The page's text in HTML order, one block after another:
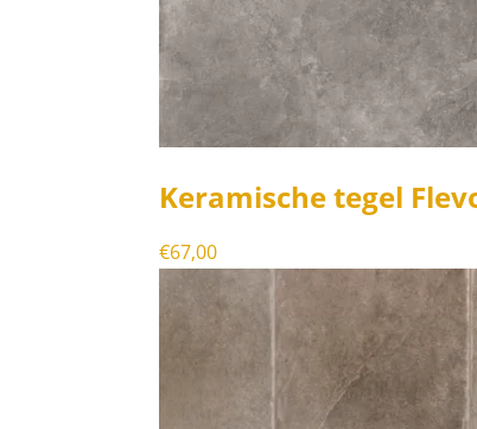
Keramische tegel
€67,00